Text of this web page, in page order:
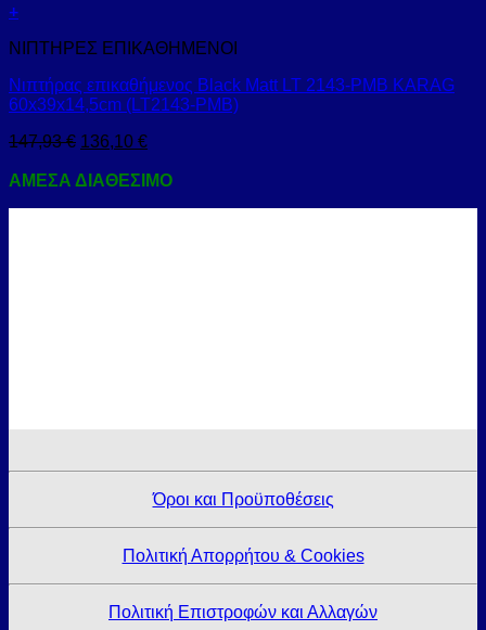
+
ΝΙΠΤΗΡΕΣ ΕΠΙΚΑΘΗΜΕΝΟΙ
Νιπτήρας επικαθήμενος Black Matt LT 2143-PMB KARAG
60x39x14,5cm (LT2143-PMB)
147,93€ 136,10 €
ΑΜΕΣΑ ΔΙΑΘΕΣΙΜΟ
Όροι και Προϋποθέσεις
Πολιτική Απορρήτου & Cookies
Πολιτική Επιστροφών και Αλλαγών